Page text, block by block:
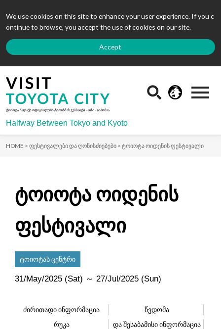
We use cookies on this site to enhance your user experience. If you c
ontinue to browse, you accept the use of cookies on our site.
Accept
Halfway Between Tokyo and Kyoto
HOME > ფესტივალები და ღონისძიებები > ტოიოტა ოიდენის ფესტივალი
ტოიოტა ოიდენის
ფესტივალი
ტოიოტას ცენტრი
31/May/2025 (Sat) ～ 27/Jul/2025 (Sun)
ძირითადი ინფორმაცია
წვდომა
რუკა
და შესაბამისი ინფორმაცია